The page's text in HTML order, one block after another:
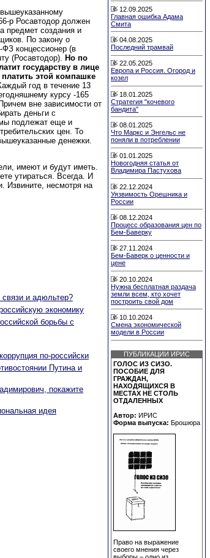
р Росавтодор должен
предмет создания и
По закону о
концессионер (в
(Росавтодор). Но по
государству в лице
этой компашке
год в течение 13
курсу -165
вне зависимости от
деньги с
подлежат еще и
цен. То
денежки.
имеют и будут иметь.
утираться. Всегда. И
Извините, несмотря на
и адюльтер?
экономику
борьбы с
по-российски
Путина и
покажите
идея
12.09.2025
Главная ошибка Адама
Смита
04.08.2025
Последний трамвай
22.05.2025
Европа и Россия. Огород и
козел
18.01.2025
Стратегия "кочевого
бандита"
08.01.2025
Что Маркс и Энгельс не
поняли в потреблении
01.01.2025
Новогодняя статья от
Владимира Пастухова
22.12.2024
Уязвимость Орешника и
России
08.12.2024
Процесс образования цен по
Бем-Баверку
27.11.2024
Бем-Баверк о ценности и
цене
20.10.2024
Нужна бесплатная раздача
земли всем, кто хочет
построить свой дом
10.10.2024
Смена экономической
модели в России
ПУБЛИКАЦИИ ИРИС
ГОЛОС ИЗ СИЗО.
ПОСОБИЕ ДЛЯ
ГРАЖДАН,
НАХОДЯЩИХСЯ В
МЕСТАХ НЕ СТОЛЬ
ОТДАЛЕННЫХ
Автор: ИРИС
Форма выпуска: Брошюра
Право на выражение
своего мнения через